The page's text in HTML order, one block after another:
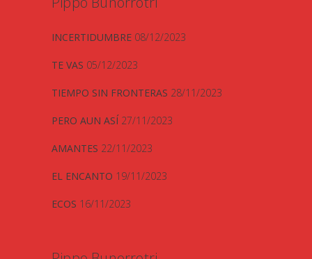
INCERTIDUMBRE 08/12/2023
TE VAS 05/12/2023
TIEMPO SIN FRONTERAS 28/11/2023
PERO AUN ASÍ 27/11/2023
AMANTES 22/11/2023
EL ENCANTO 19/11/2023
ECOS 16/11/2023